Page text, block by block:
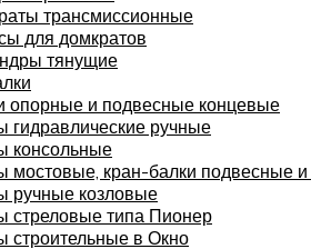
трансмиссионные
для домкратов
тянущие
опорные и подвесные концевые
гидравлические ручные
консольные
мостовые, кран-балки подвесные
ручные козловые
стреловые типа Пионер
строительные в Окно